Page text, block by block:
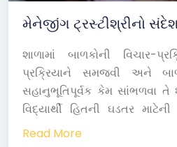
મેનેજીંગ ટ્રસ્ટીશ્રીનો
શાળામાં બાળકોની વિચાર-
પ્રક્રિયાને સમજવી અને
સહાનુભૂતિપૂર્વક કેમ સાંભળવા
વિદ્યાર્થી હિતની ઘડતર
શિક્ષકને એ સમજવામાં
Read More